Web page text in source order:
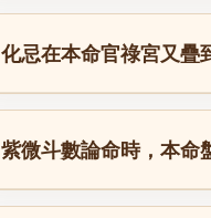
化忌在本命官祿宮又疊
紫微斗數論命時，本命